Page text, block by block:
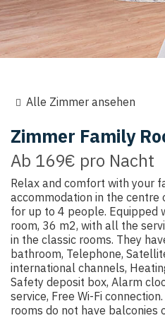
Alle Zimmer ansehen
Zimmer Family
Ab 169€ pro Nacht
Relax and comfort with your
accommodation in the centre
for up to 4 people. Equipped
room, 36 m2, with all the
in the classic rooms. They
bathroom, Telephone,
international channels,
Safety deposit box, Alarm
service, Free Wi-Fi
rooms do not have balconies